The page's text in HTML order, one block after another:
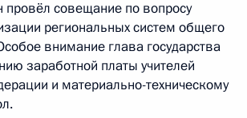
провёл совещание по вопросу
региональных систем общего
внимание глава государства
заработной платы учителей
и материально-техническому